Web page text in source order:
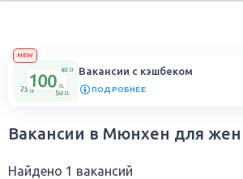
NEW
Вакансии с кэшбеком
ПОДРОБНЕЕ
Вакансии в Мюнхен для
Найдено 1 вакансий